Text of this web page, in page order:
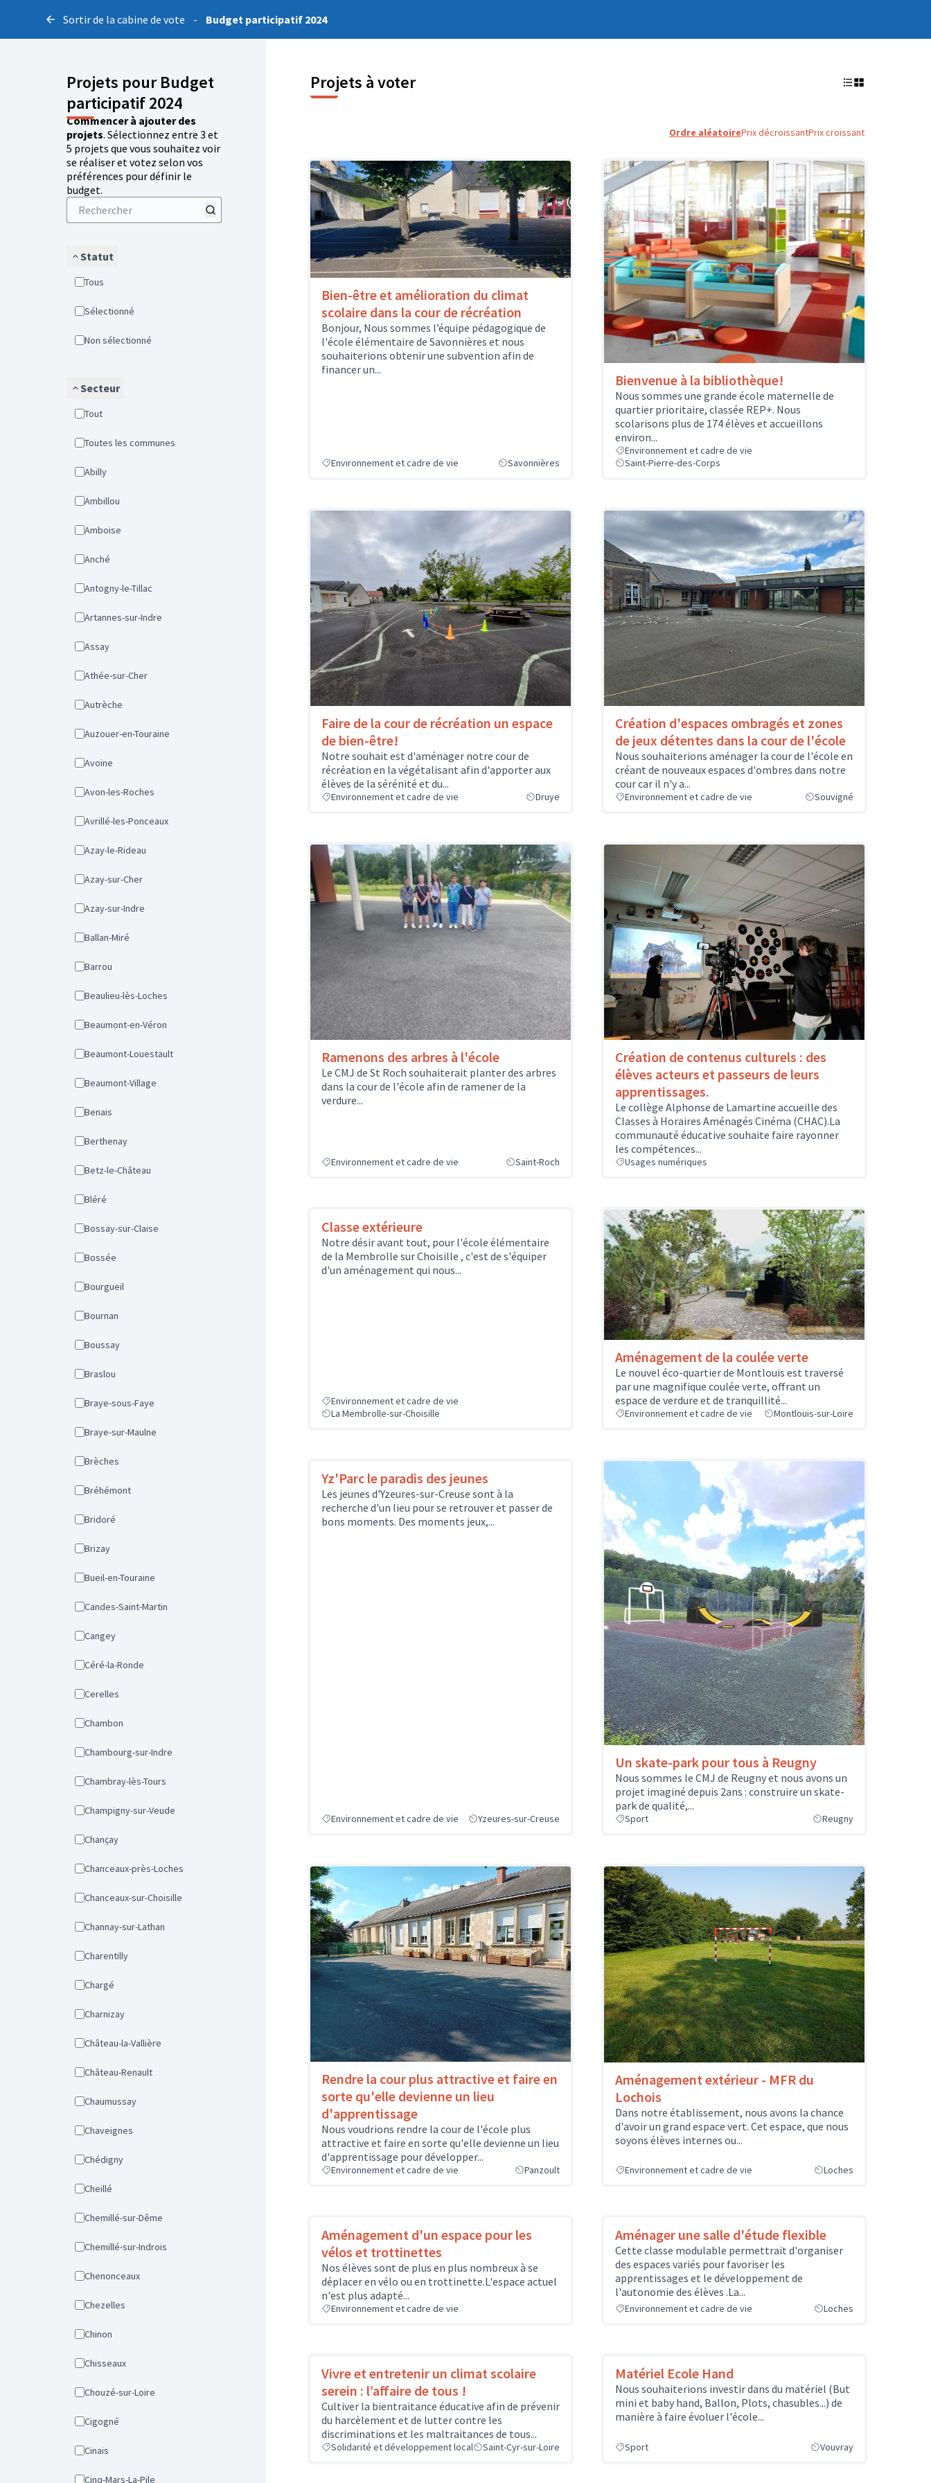
Sortir de la cabine de vote - Budget participatif 2024
Projets pour Budget
participatif 2024
Commencer à ajouter des
projets. Sélectionnez entre 3 et
5 projets que vous souhaitez voir
se réaliser et votez selon vos
préférences pour définir le
budget.
Statut
Tous
Sélectionné
Non sélectionné
Secteur
Tout
Toutes les communes
Abilly
Ambillou
Amboise
Anché
Antogny-le-Tillac
Artannes-sur-Indre
Assay
Athée-sur-Cher
Autrèche
Auzouer-en-Touraine
Avoine
Avon-les-Roches
Avrillé-les-Ponceaux
Azay-le-Rideau
Azay-sur-Cher
Azay-sur-Indre
Ballan-Miré
Barrou
Beaulieu-lès-Loches
Beaumont-en-Véron
Beaumont-Louestault
Beaumont-Village
Benais
Berthenay
Betz-le-Château
Bléré
Bossay-sur-Claise
Bossée
Bourgueil
Bournan
Boussay
Braslou
Braye-sous-Faye
Braye-sur-Maulne
Brèches
Bréhémont
Bridoré
Brizay
Bueil-en-Touraine
Candes-Saint-Martin
Cangey
Céré-la-Ronde
Cerelles
Chambon
Chambourg-sur-Indre
Chambray-lès-Tours
Champigny-sur-Veude
Chançay
Chanceaux-près-Loches
Chanceaux-sur-Choisille
Channay-sur-Lathan
Charentilly
Chargé
Charnizay
Château-la-Vallière
Château-Renault
Chaumussay
Chaveignes
Chédigny
Cheillé
Chemillé-sur-Dême
Chemillé-sur-Indrois
Chenonceaux
Chezelles
Chinon
Chisseaux
Chouzé-sur-Loire
Cigogné
Cinais
Cinq-Mars-La-Pile
Projets à voter
Ordre aléatoirePrix décroissantPrix croissant
Bien-être et amélioration du climat
scolaire dans la cour de récréation
Bonjour, Nous sommes l’équipe pédagogique de
l'école élémentaire de Savonnières et nous
souhaiterions obtenir une subvention afin de
financer un...
Environnement et cadre de vie Savonnières
Bienvenue à la bibliothèque!
Nous sommes une grande école maternelle de
quartier prioritaire, classée REP+. Nous
scolarisons plus de 174 élèves et accueillons
environ...
Environnement et cadre de vie
Saint-Pierre-des-Corps
Faire de la cour de récréation un espace
de bien-être!
Notre souhait est d'aménager notre cour de
récréation en la végétalisant afin d'apporter aux
élèves de la sérénité et du...
Environnement et cadre de vie Druye
Création d'espaces ombragés et zones
de jeux détentes dans la cour de l'école
Nous souhaiterions aménager la cour de l'école en
créant de nouveaux espaces d'ombres dans notre
cour car il n'y a...
Environnement et cadre de vie Souvigné
Ramenons des arbres à l'école
Le CMJ de St Roch souhaiterait planter des arbres
dans la cour de l'école afin de ramener de la
verdure...
Environnement et cadre de vie Saint-Roch
Création de contenus culturels : des
élèves acteurs et passeurs de leurs
apprentissages.
Le collège Alphonse de Lamartine accueille des
Classes à Horaires Aménagés Cinéma (CHAC).La
communauté éducative souhaite faire rayonner
les compétences...
Usages numériques
Classe extérieure
Notre désir avant tout, pour l'école élémentaire
de la Membrolle sur Choisille , c'est de s'équiper
d'un aménagement qui nous...
Environnement et cadre de vie
La Membrolle-sur-Choisille
Aménagement de la coulée verte
Le nouvel éco-quartier de Montlouis est traversé
par une magnifique coulée verte, offrant un
espace de verdure et de tranquillité...
Environnement et cadre de vie Montlouis-sur-Loire
Yz'Parc le paradis des jeunes
Les jeunes d'Yzeures-sur-Creuse sont à la
recherche d'un lieu pour se retrouver et passer de
bons moments. Des moments jeux,...
Environnement et cadre de vie Yzeures-sur-Creuse
Un skate-park pour tous à Reugny
Nous sommes le CMJ de Reugny et nous avons un
projet imaginé depuis 2ans : construire un skate-
park de qualité,...
Sport Reugny
Rendre la cour plus attractive et faire en
sorte qu'elle devienne un lieu
d'apprentissage
Nous voudrions rendre la cour de l'école plus
attractive et faire en sorte qu'elle devienne un lieu
d'apprentissage pour développer...
Environnement et cadre de vie Panzoult
Aménagement extérieur - MFR du
Lochois
Dans notre établissement, nous avons la chance
d'avoir un grand espace vert. Cet espace, que nous
soyons élèves internes ou...
Environnement et cadre de vie Loches
Aménagement d'un espace pour les
vélos et trottinettes
Nos élèves sont de plus en plus nombreux à se
déplacer en vélo ou en trottinette.L'espace actuel
n'est plus adapté...
Environnement et cadre de vie
Aménager une salle d'étude flexible
Cette classe modulable permettrait d'organiser
des espaces variés pour favoriser les
apprentissages et le développement de
l'autonomie des élèves .La...
Environnement et cadre de vie Loches
Vivre et entretenir un climat scolaire
serein : l’affaire de tous !
Cultiver la bientraitance éducative afin de prévenir
du harcèlement et de lutter contre les
discriminations et les maltraitances de tous...
Solidarité et développement local Saint-Cyr-sur-Loire
Matériel Ecole Hand
Nous souhaiterions investir dans du matériel (But
mini et baby hand, Ballon, Plots, chasubles...) de
manière à faire évoluer l'école...
Sport Vouvray